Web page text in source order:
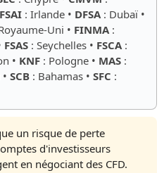
: Irlande • DFSA: Dubaï •
Uni • FINMA:
FSAS : Seychelles • FSCA:
• KNF : Pologne • MAS :
SCB : Bahamas • SFC :
un risque de perte
d'investisseurs
en négociant des CFD.